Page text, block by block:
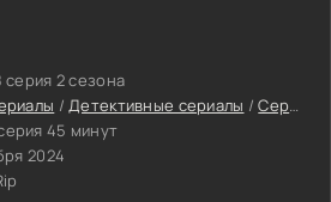
серия 2 сезона
/Детективные сериалы /Сериалы 2025
45 минут
2024